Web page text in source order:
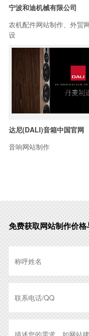
宁波和迪机械有限公司
农机配件网站制作、外贸
设
达尼(DALI)音箱中国官网
音响网站制作
免费获取网站制作价格